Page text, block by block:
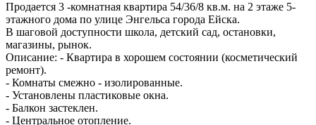
Продается 3 -комнатная квартира 54/36/8 кв.м. на 2 этаже 5-
этажного дома по улице Энгельса города Ейска.
В шаговой доступности школа, детский сад, остановки,
магазины, рынок.
Описание: - Квартира в хорошем состоянии (косметический
ремонт).
- Комнаты смежно - изолированные.
- Установлены пластиковые окна.
- Балкон застеклен.
- Центральное отопление.